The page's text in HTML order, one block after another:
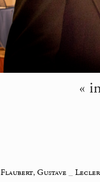
«
Flaubert, Gustave_